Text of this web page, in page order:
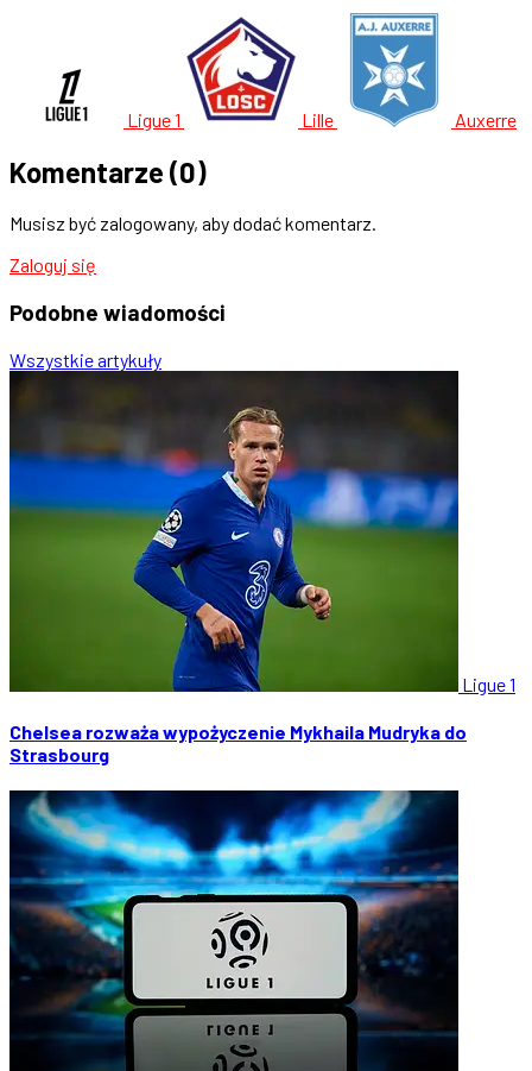
Ligue 1 Lille Auxerre
Komentarze (0)
Musisz być zalogowany, aby dodać komentarz.
Zaloguj się
Podobne wiadomości
Wszystkie artykuły
Ligue 1
Chelsea rozważa wypożyczenie Mykhaila Mudryka do
Strasbourg